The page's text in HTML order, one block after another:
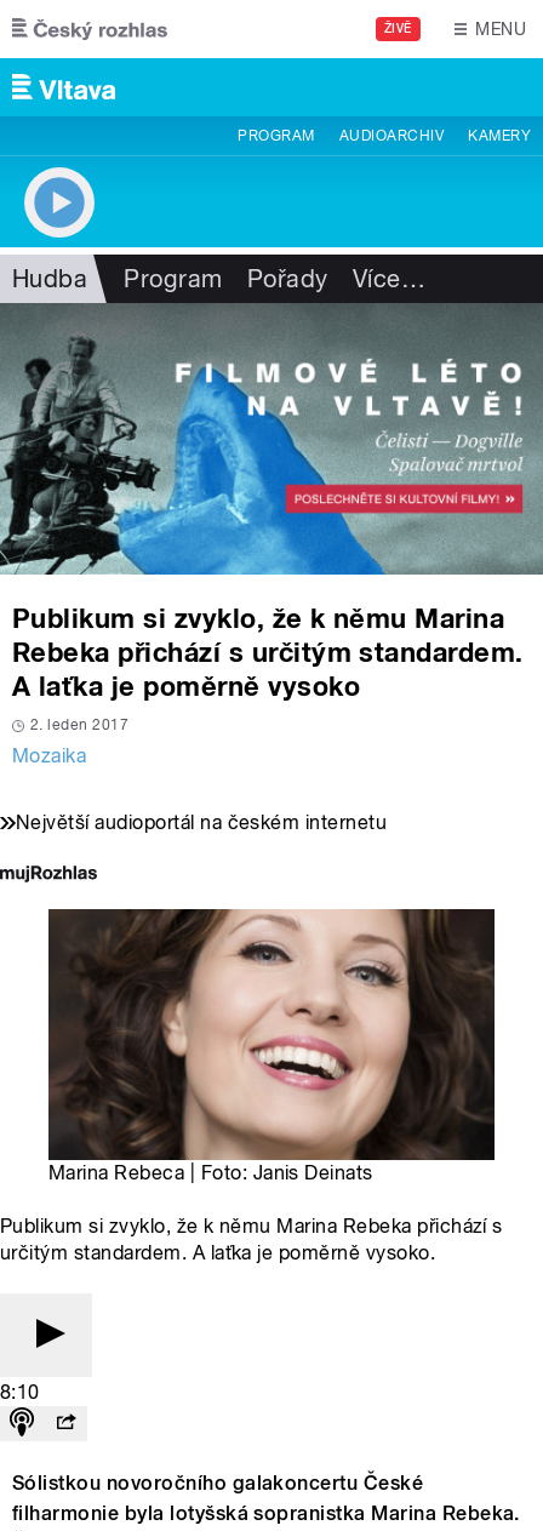
Přejít k hlavnímu obsahu
ŽIVĚ MENU
PROGRAM AUDIOARCHIV KAMERY
Hudba Program Pořady Více…
Publikum si zvyklo, že k němu Marina
Rebeka přichází s určitým standardem.
A laťka je poměrně vysoko
2. leden 2017
Mozaika
Největší audioportál na českém internetu
Marina Rebeca | Foto: Janis Deinats
Publikum si zvyklo, že k němu Marina Rebeka přichází s
určitým standardem. A laťka je poměrně vysoko.
8:10
Sólistkou novoročního galakoncertu České
filharmonie byla lotyšská sopranistka Marina Rebeka.